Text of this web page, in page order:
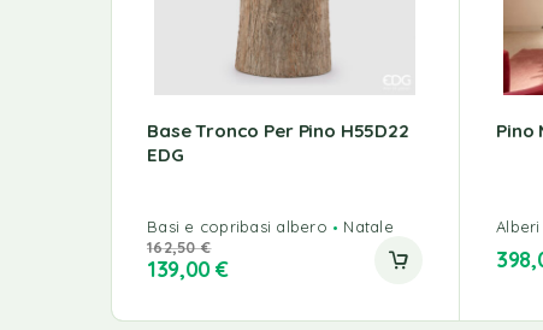
Base Tronco Per Pino H55D22
EDG
Basi e copribasi albero
Natale
162,50€
139,00€
Pino